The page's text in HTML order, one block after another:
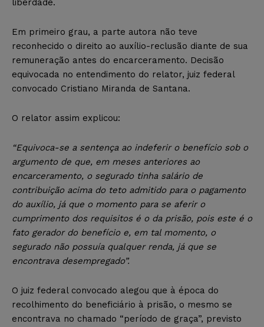
liberdade.
Em primeiro grau, a parte autora não teve
reconhecido o direito ao auxílio-reclusão diante de sua
remuneração antes do encarceramento. Decisão
equivocada no entendimento do relator, juiz federal
convocado Cristiano Miranda de Santana.
O relator assim explicou:
“Equivoca-se a sentença ao indeferir o benefício sob o
argumento de que, em meses anteriores ao
encarceramento, o segurado tinha salário de
contribuição acima do teto admitido para o pagamento
do auxílio, já que o momento para se aferir o
cumprimento dos requisitos é o da prisão, pois este é o
fato gerador do benefício e, em tal momento, o
segurado não possuía qualquer renda, já que se
encontrava desempregado”.
O juiz federal convocado alegou que à época do
recolhimento do beneficiário à prisão, o mesmo se
encontrava no chamado “período de graça”, previsto